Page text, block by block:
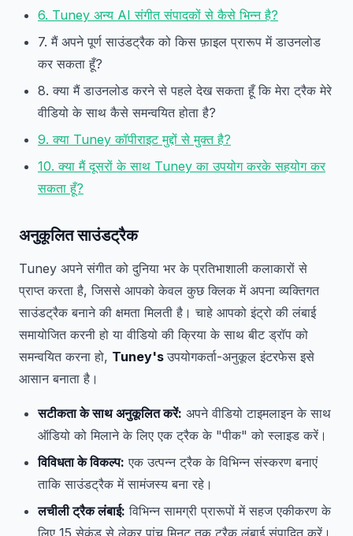
6. Tuney अन्य AI संगीत संपादकों से कैसे भिन्न है?
7. मैं अपने पूर्ण साउंडट्रैक को किस फ़ाइल प्रारूप में डाउनलोड
कर सकता हूँ?
8. क्या मैं डाउनलोड करने से पहले देख सकता हूँ कि मेरा ट्रैक मेरे
वीडियो के साथ कैसे समन्वयित होता है?
9. क्या Tuney कॉपीराइट मुद्दों से मुक्त है?
10. क्या मैं दूसरों के साथ Tuney का उपयोग करके सहयोग कर
सकता हूँ?
अनुकूलित साउंडट्रैक
Tuney अपने संगीत को दुनिया भर के प्रतिभाशाली कलाकारों से
प्राप्त करता है, जिससे आपको केवल कुछ क्लिक में अपना व्यक्तिगत
साउंडट्रैक बनाने की क्षमता मिलती है। चाहे आपको इंट्रो की लंबाई
समायोजित करनी हो या वीडियो की क्रिया के साथ बीट ड्रॉप को
समन्वयित करना हो, Tuney'sउपयोगकर्ता-अनुकूल इंटरफेस इसे
आसान बनाता है।
सटीकता के साथ अनुकूलित करें: अपने वीडियो टाइमलाइन के साथ
ऑडियो को मिलाने के लिए एक ट्रैक के "पीक" को स्लाइड करें।
विविधता के विकल्प: एक उत्पन्न ट्रैक के विभिन्न संस्करण बनाएं
ताकि साउंडट्रैक में सामंजस्य बना रहे।
लचीली ट्रैक लंबाई: विभिन्न सामग्री प्रारूपों में सहज एकीकरण के
लिए 15 सेकंड से लेकर पांच मिनट तक ट्रैक लंबाई संपादित करें।